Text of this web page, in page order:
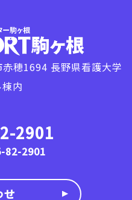
穂1694 長野県看護大学
内
2901
82-2901
せ